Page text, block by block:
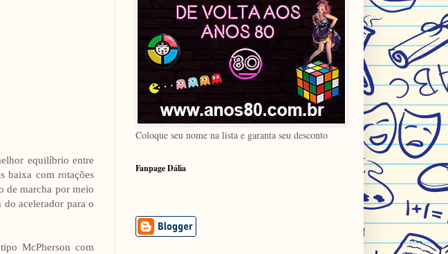
equilíbrio entre
baixa com rotações
de marcha por meio
do acelerador para o
McPherson com
Coloque seu nome na lista e garanta seu desconto
Fanpage Dália